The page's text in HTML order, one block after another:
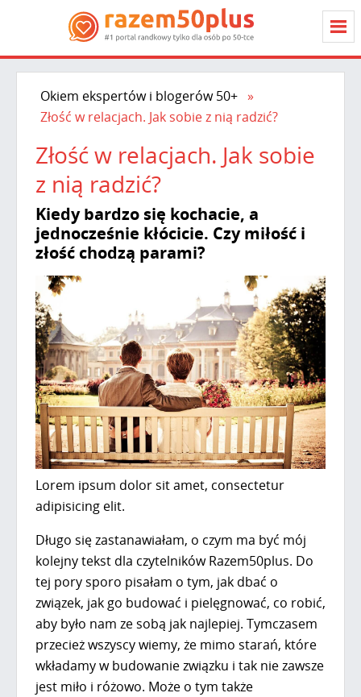
Okiem ekspertów i blogerów 50+
Złość w relacjach. Jak sobie z nią radzić?
Złość w relacjach. Jak sobie
z nią radzić?
Kiedy bardzo się kochacie, a
jednocześnie kłócicie. Czy miłość i
złość chodzą parami?
Lorem ipsum dolor sit amet, consectetur
adipisicing elit.
Długo się zastanawiałam, o czym ma być mój
kolejny tekst dla czytelników Razem50plus. Do
tej pory sporo pisałam o tym, jak dbać o
związek, jak go budować i pielęgnować, co robić,
aby było nam ze sobą jak najlepiej. Tymczasem
przecież wszyscy wiemy, że mimo starań, które
wkładamy w budowanie związku i tak nie zawsze
jest miło i różowo. Może o tym także